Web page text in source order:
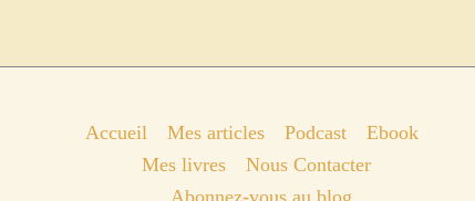
Accueil Mes articles Podcast
Ebook
Mes livres
Nous Contacter
Abonnez-vous au blog